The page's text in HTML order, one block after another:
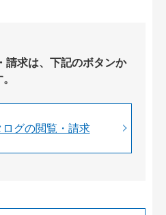
請求は、下記のボタンか
グの閲覧・請求